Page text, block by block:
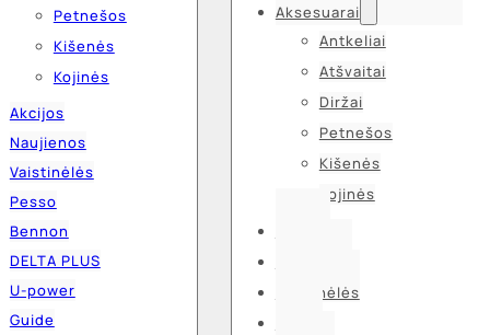
Petnešos
Kišenės
Kojinės
Akcijos
Naujienos
Vaistinėlės
Pesso
Bennon
DELTA PLUS
U-power
Guide
Aksesuarai
Antkeliai
Atšvaitai
Diržai
Petnešos
Kišenės
Kojinės
Vaistinėlės